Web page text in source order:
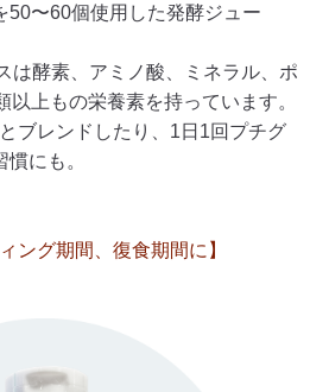
50〜60個使用した発酵ジュー
は酵素、アミノ酸、ミネラル、ポ
以上もの栄養素を持っています。
ブレンドしたり、1日1回プチグ
にも。
ング期間、復食期間に】